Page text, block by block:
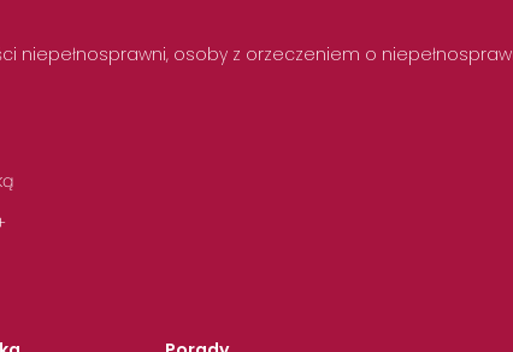
niepełnosprawni, osoby z orzeczeniem o